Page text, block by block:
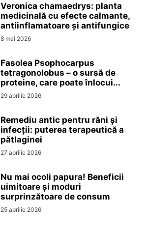
Veronica chamaedrys: planta
medicinală cu efecte calmante,
antiinflamatoare și antifungice
8 mai 2026
Fasolea Psophocarpus
tetragonolobus – o sursă de
proteine, care poate înlocui...
29 aprilie 2026
Remediu antic pentru răni și
infecții: puterea terapeutică a
pătlaginei
27 aprilie 2026
Nu mai ocoli papura! Beneficii
uimitoare și moduri
surprinzătoare de consum
25 aprilie 2026